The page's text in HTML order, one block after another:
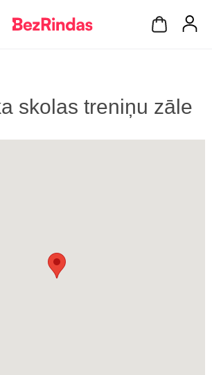
skolas treniņu zāle